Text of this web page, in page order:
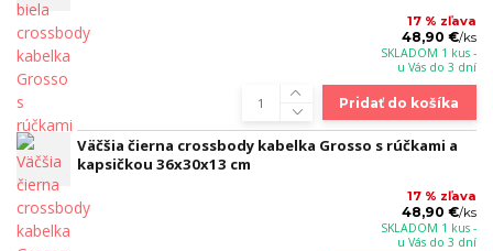
17 % zľava
48,90 €/ks
SKLADOM 1 kus -
u Vás do 3 dní
Pridať do košíka
Väčšia čierna crossbody kabelka Grosso s rúčkami a
kapsičkou 36x30x13 cm
17 % zľava
48,90 €/ks
SKLADOM 1 kus -
u Vás do 3 dní